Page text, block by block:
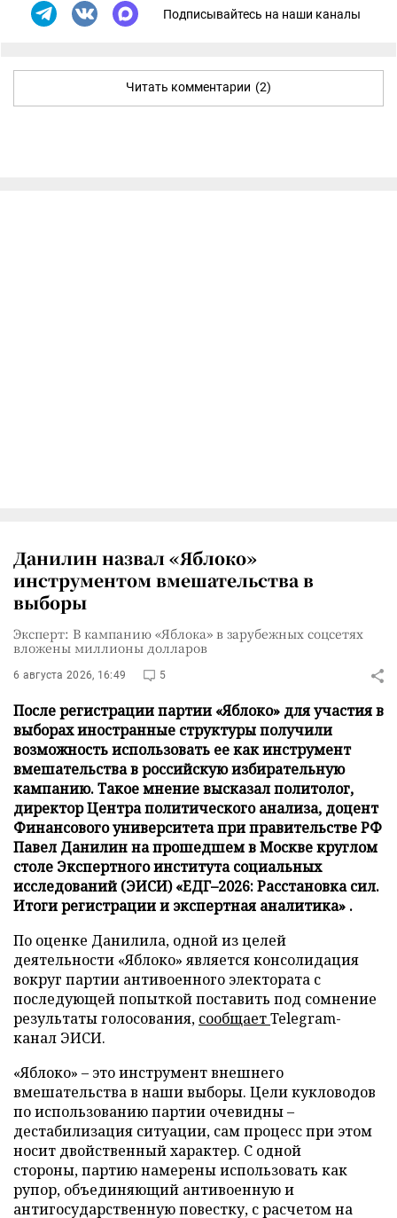
Подписывайтесь на наши каналы
Читать комментарии (2)
Данилин назвал «Яблоко»
инструментом вмешательства в
выборы
Эксперт: В кампанию «Яблока» в зарубежных соцсетях
вложены миллионы долларов
6 августа 2026, 16:49 5
После регистрации партии «Яблоко» для участия в
выборах иностранные структуры получили
возможность использовать ее как инструмент
вмешательства в российскую избирательную
кампанию. Такое мнение высказал политолог,
директор Центра политического анализа, доцент
Финансового университета при правительстве РФ
Павел Данилин на прошедшем в Москве круглом
столе Экспертного института социальных
исследований (ЭИСИ) «ЕДГ–2026: Расстановка сил.
Итоги регистрации и экспертная аналитика» .
По оценке Данилила, одной из целей
деятельности «Яблоко» является консолидация
вокруг партии антивоенного электората с
последующей попыткой поставить под сомнение
результаты голосования, сообщаетTelegram-
канал ЭИСИ.
«Яблоко» – это инструмент внешнего
вмешательства в наши выборы. Цели кукловодов
по использованию партии очевидны –
дестабилизация ситуации, сам процесс при этом
носит двойственный характер. С одной
стороны, партию намерены использовать как
рупор, объединяющий антивоенную и
антигосударственную повестку, с расчетом на